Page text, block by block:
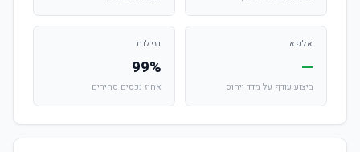
אלפא
—
ביצוע עודף על מדד ייחוס
נזילות
99%
אחוז נכסים סחירים